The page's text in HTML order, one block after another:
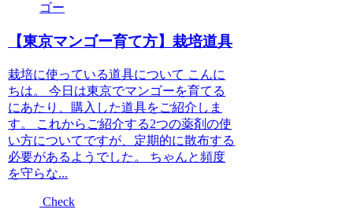
ゴー
【東京マンゴー育て方】栽培道具
栽培に使っている道具について こんに
ちは。 今日は東京でマンゴーを育てる
にあたり、購入した道具をご紹介しま
す。 これからご紹介する2つの薬剤の使
い方についてですが、定期的に散布する
必要があるようでした。 ちゃんと頻度
を守らな...
Check